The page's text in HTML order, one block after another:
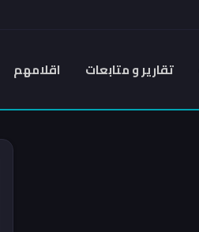
تقارير و متابعات اقلامهم